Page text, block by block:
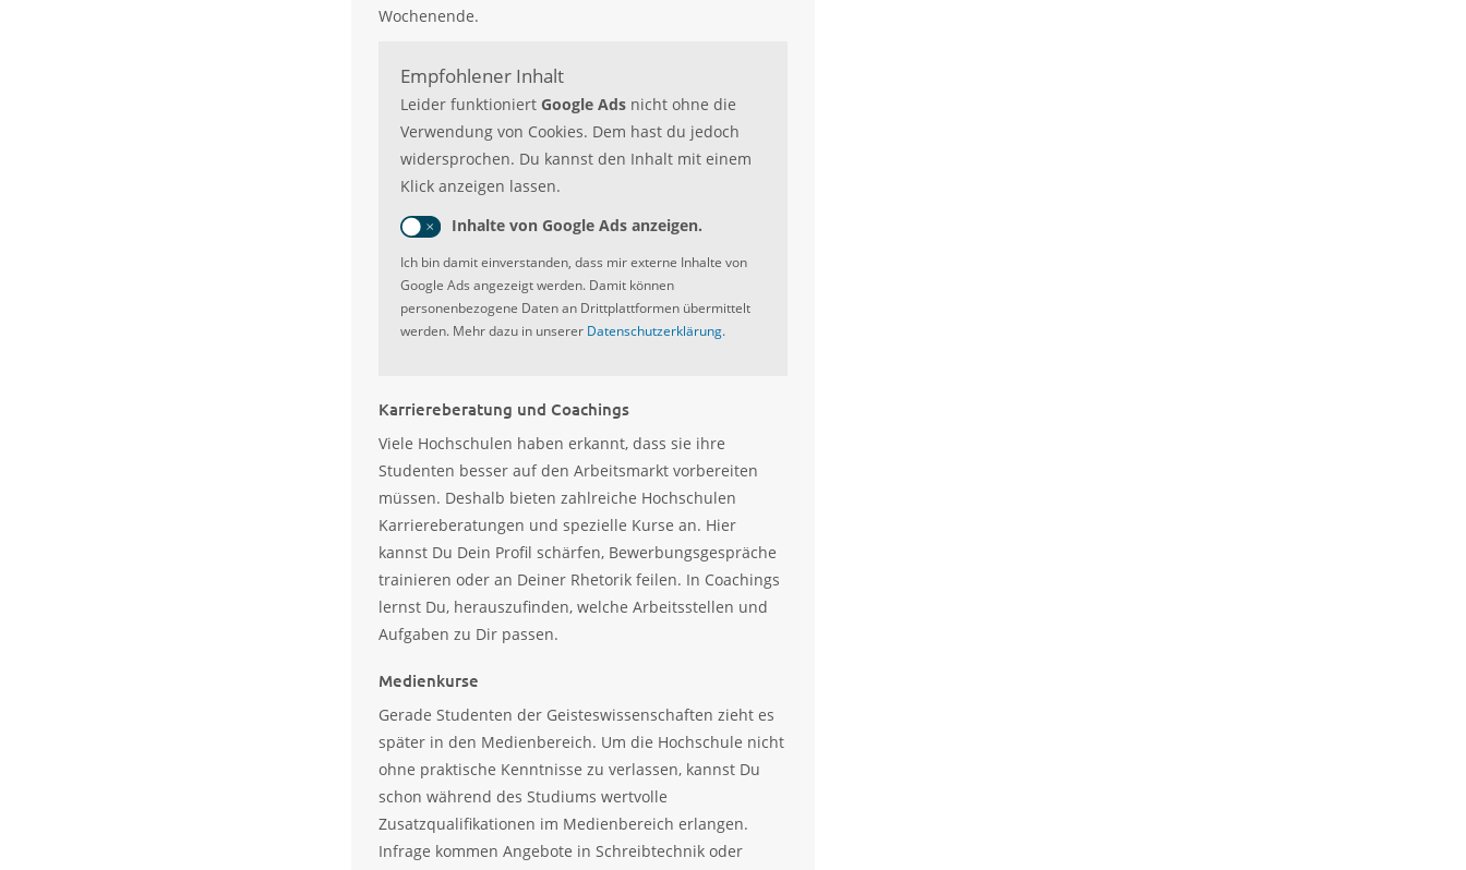
Wochenende.
Empfohlener Inhalt
Leider funktioniert Google Ads nicht ohne die
Verwendung von Cookies. Dem hast du jedoch
widersprochen. Du kannst den Inhalt mit einem
Klick anzeigen lassen.
Inhalte von Google Ads anzeigen.
Ich bin damit einverstanden, dass mir externe Inhalte von
Google Ads angezeigt werden. Damit können
personenbezogene Daten an Drittplattformen übermittelt
werden. Mehr dazu in unserer Datenschutzerklärung.
Karriereberatung und Coachings
Viele Hochschulen haben erkannt, dass sie ihre
Studenten besser auf den Arbeitsmarkt vorbereiten
müssen. Deshalb bieten zahlreiche Hochschulen
Karriereberatungen und spezielle Kurse an. Hier
kannst Du Dein Profil schärfen, Bewerbungsgespräche
trainieren oder an Deiner Rhetorik feilen. In Coachings
lernst Du, herauszufinden, welche Arbeitsstellen und
Aufgaben zu Dir passen.
Medienkurse
Gerade Studenten der Geisteswissenschaften zieht es
später in den Medienbereich. Um die Hochschule nicht
ohne praktische Kenntnisse zu verlassen, kannst Du
schon während des Studiums wertvolle
Zusatzqualifikationen im Medienbereich erlangen.
Infrage kommen Angebote in Schreibtechnik oder